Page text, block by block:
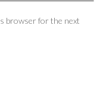
browser for the next